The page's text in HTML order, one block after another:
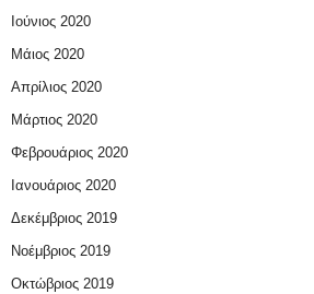
Ιούνιος 2020
Μάιος 2020
Απρίλιος 2020
Μάρτιος 2020
Φεβρουάριος 2020
Ιανουάριος 2020
Δεκέμβριος 2019
Νοέμβριος 2019
Οκτώβριος 2019